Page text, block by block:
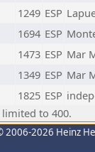
1249 ESP
1694 ESP
1473 ESP Mar
1349 ESP Mar
1825 ESP
to 400.
2006-2026 Heinz